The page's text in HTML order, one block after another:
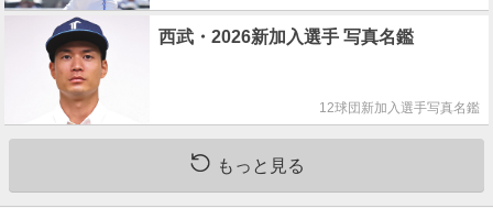
西武・2026新加入選手 写真名鑑
12球団新加入選手写真名鑑
もっと見る